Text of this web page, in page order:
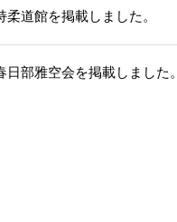
道館を掲載しました。
部雅空会を掲載しました。